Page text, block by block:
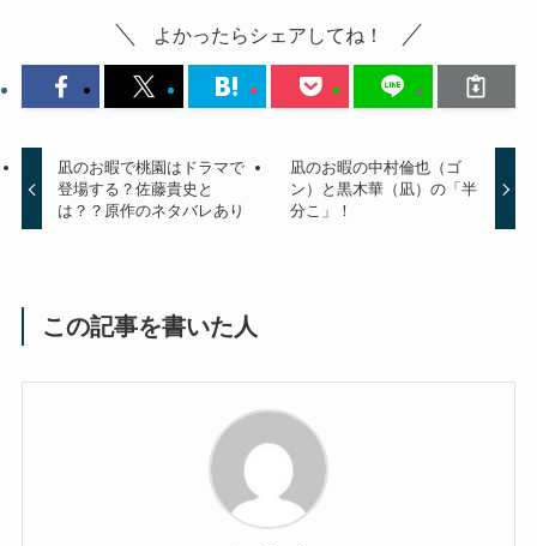
よかったらシェアしてね！
凪のお暇で桃園はドラマで
登場する？佐藤貴史と
は？？原作のネタバレあり
凪のお暇の中村倫也（ゴ
ン）と黒木華（凪）の「半
分こ」！
この記事を書いた人